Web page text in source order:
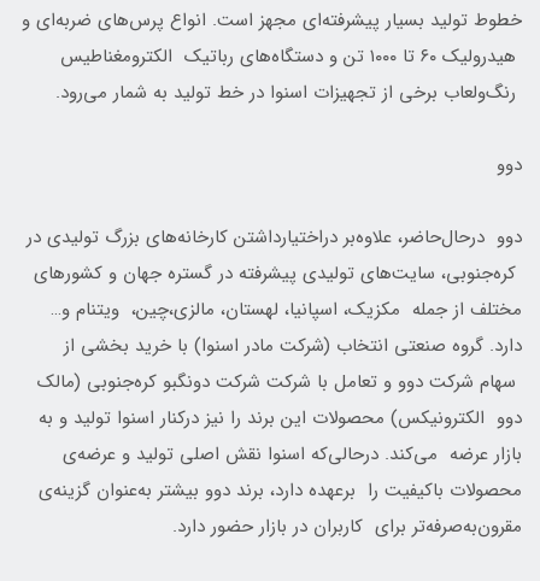
خطوط تولید بسیار پیشرفته‌ای مجهز است. انواع پرس‌های ضربه‌ای و
هیدرولیک ۶۰ تا ۱۰۰۰ تن و دستگا‌ه‌های رباتیک الکترومغناطیس
رنگ‌و‌لعاب برخی از تجهیزات اسنوا در خط تولید به شمار می‌رود.
دوو
دوو در‌حال‌حاضر، علاوه‌بر دراختیارداشتن کارخانه‌های بزرگ تولیدی در
کره‌جنوبی، سایت‌های تولیدی پیشرفته در گستره جهان و کشورهای
مختلف از جمله مکزیک، اسپانیا، لهستان، مالزی،چین، ویتنام و…
دارد. گروه صنعتی انتخاب (شرکت مادر اسنوا) با خرید بخشی از
سهام شرکت دوو و تعامل با شرکت شرکت دونگبو کره‌جنوبی (مالک
دوو الکترونیکس) محصولات این برند را نیز درکنار اسنوا تولید و به
بازار عرضه می‌کند. در‌حالی‌که اسنوا نقش اصلی تولید و عرضه‌ی
محصولات باکیفیت را برعهده دارد، برند دوو بیشتر به‌عنوان گزینه‌ی
مقرون‌به‌صرفه‌تر برای کاربران در بازار حضور دارد.